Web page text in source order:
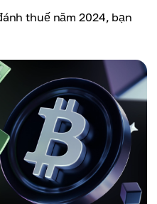
thuế năm 2024, bạn